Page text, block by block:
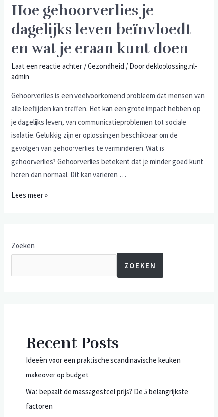
Hoe gehoorverlies je
dagelijks leven beïnvloedt
en wat je eraan kunt doen
Laat een reactie achter /Gezondheid / Doordekloplossing.nl-
admin
Gehoorverlies is een veelvoorkomend probleem dat mensen van
alle leeftijden kan treffen. Het kan een grote impact hebben op
je dagelijks leven, van communicatieproblemen tot sociale
isolatie. Gelukkig zijn er oplossingen beschikbaar om de
gevolgen van gehoorverlies te verminderen. Wat is
gehoorverlies? Gehoorverlies betekent dat je minder goed kunt
horen dan normaal. Dit kan variëren …
Lees meer »
Zoeken
ZOEKEN
Recent Posts
Ideeën voor een praktische scandinavische keuken
makeover op budget
Wat bepaalt de massagestoel prijs? De 5 belangrijkste
factoren